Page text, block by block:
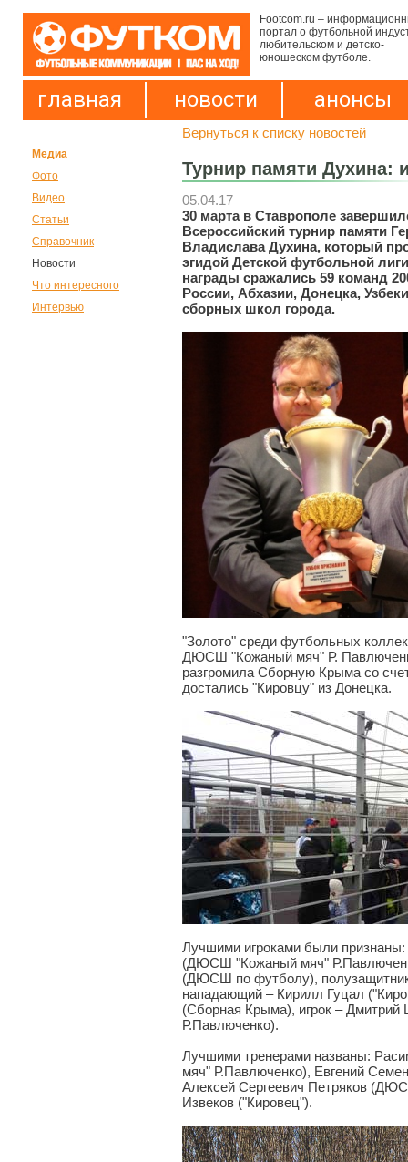
Footcom.ru –
портал о футбольной
любительском и детско-
юношеском футболе.
главная новости анонсы
Медиа
Фото
Видео
Статьи
Справочник
Новости
Что интересного
Интервью
Вернуться к списку новостей
Турнир памяти Духина:
05.04.17
30 марта в Ставрополе
Всероссийский турнир памяти
Владислава Духина, который
эгидой Детской футбольной
награды сражались 59 команд
России, Абхазии, Донецка,
сборных школ города.
"Золото" среди футбольных
ДЮСШ "Кожаный мяч" Р.
разгромила Сборную Крыма со
достались "Кировцу" из Донецка.
Лучшими игроками были
(ДЮСШ "Кожаный мяч"
(ДЮСШ по футболу),
нападающий – Кирилл Гуцал
(Сборная Крыма), игрок –
Р.Павлюченко).
Лучшими тренерами названы:
мяч" Р.Павлюченко), Евгений
Алексей Сергеевич Петряков
Извеков ("Кировец").